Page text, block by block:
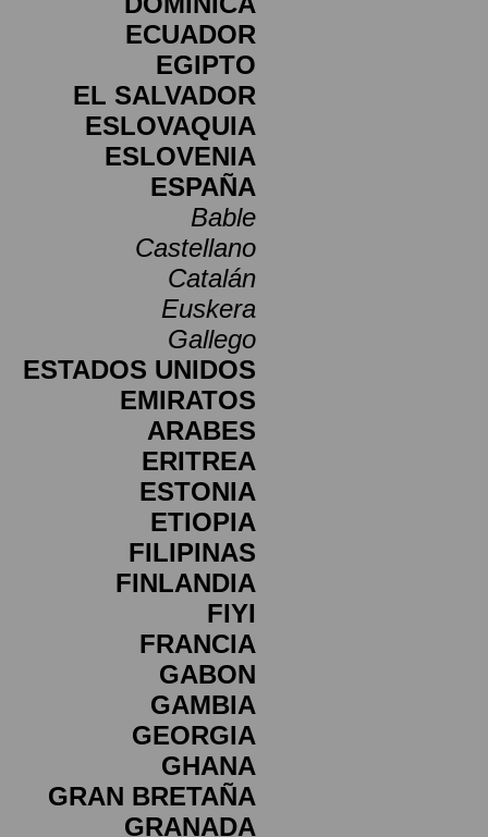
ECUADOR
EGIPTO
EL SALVADOR
ESLOVAQUIA
ESLOVENIA
ESPAÑA
Bable
Castellano
Catalán
Euskera
Gallego
ESTADOS UNIDOS
EMIRATOS
ARABES
ERITREA
ESTONIA
ETIOPIA
FILIPINAS
FINLANDIA
FIYI
FRANCIA
GABON
GAMBIA
GEORGIA
GHANA
GRAN BRETAÑA
GRANADA